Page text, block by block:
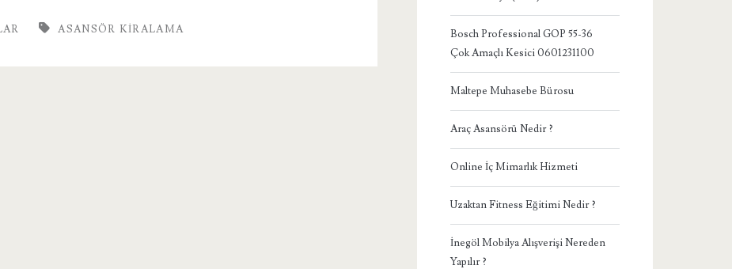
ASANSÖR KIRALAMA
Bosch Professional GOP 55-36
Çok Amaçlı Kesici 0601231100
Maltepe Muhasebe Bürosu
Araç Asansörü Nedir ?
Online İç Mimarlık Hizmeti
Uzaktan Fitness Eğitimi Nedir ?
İnegöl Mobilya Alışverişi Nereden
Yapılır ?